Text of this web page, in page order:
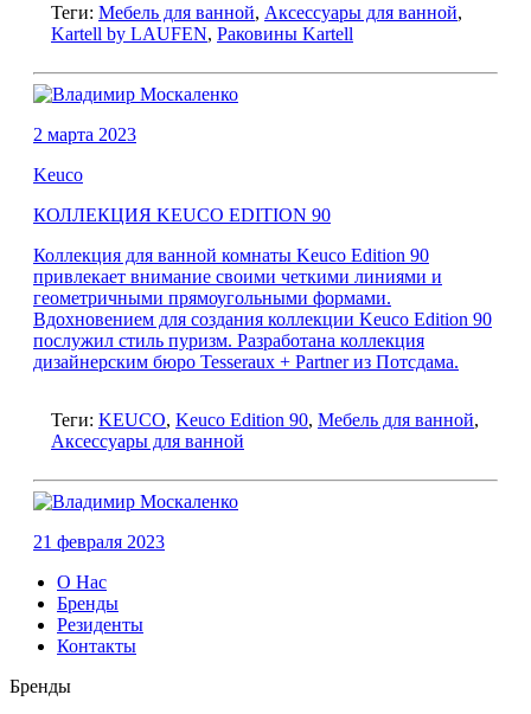
Теги: Мебель для ванной, Аксессуары для ванной,
Kartell by LAUFEN, Раковины Kartell
2 марта 2023
Keuco
КОЛЛЕКЦИЯ KEUCO EDITION 90
Коллекция для ванной комнаты Keuco Edition 90
привлекает внимание своими четкими линиями и
геометричными прямоугольными формами.
Вдохновением для создания коллекции Keuco Edition 90
послужил стиль пуризм. Разработана коллекция
дизайнерским бюро Tesseraux + Partner из Потсдама.
Теги: KEUCO, Keuco Edition 90, Мебель для ванной,
Аксессуары для ванной
21 февраля 2023
О Нас
Бренды
Резиденты
Контакты
Бренды